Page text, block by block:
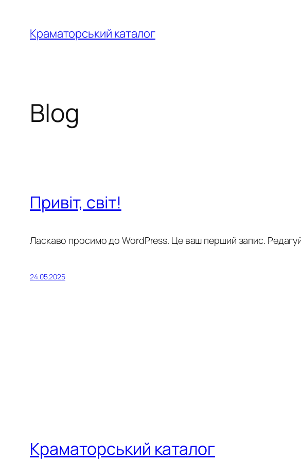
вмісту
Краматорський каталог
Blog
Привіт, світ!
Ласкаво просимо до WordPress. Це ваш перший запис.
24.05.2025
Краматорський каталог